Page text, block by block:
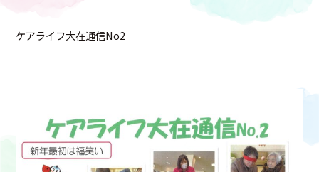
ケアライフ大在通信No2